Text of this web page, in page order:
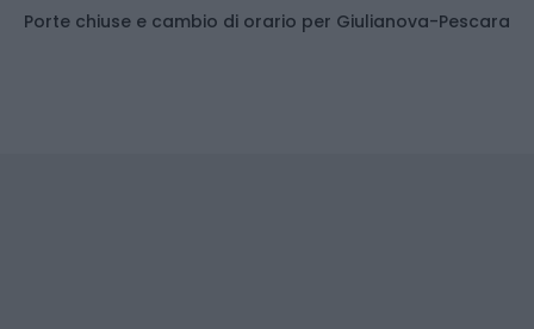
Porte chiuse e cambio di orario per Giulianova-Pescara